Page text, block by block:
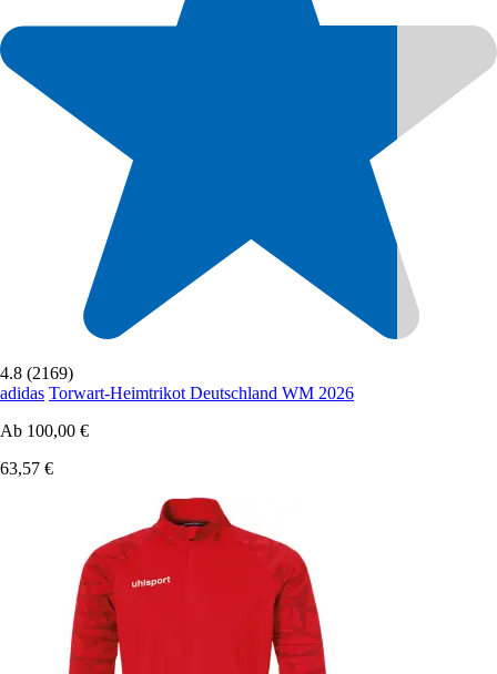
4.8 (2169)
adidas Torwart-Heimtrikot Deutschland WM 2026
Ab 100,00 €
63,57 €